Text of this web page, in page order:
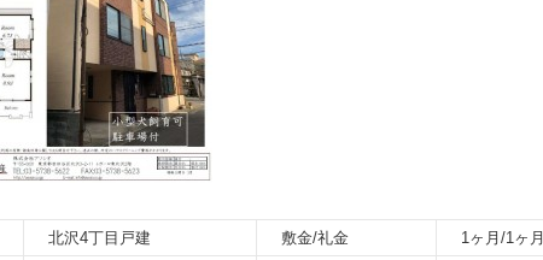
北沢4丁目戸建 敷金/礼金
1ヶ月/1ヶ月